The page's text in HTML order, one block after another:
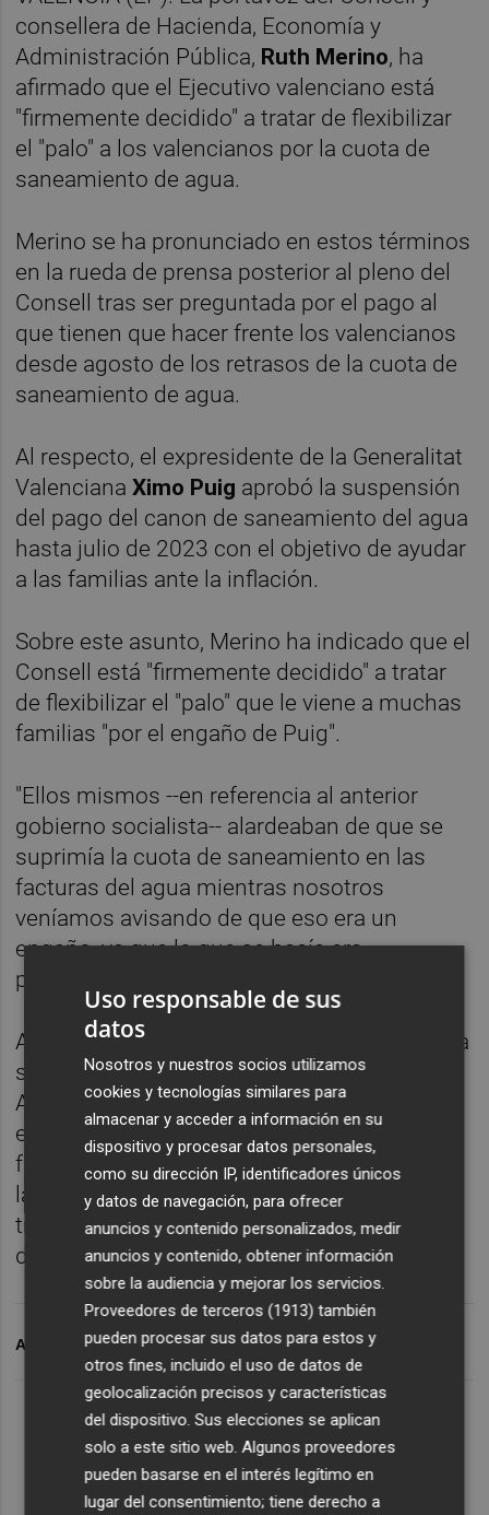
consellera de Hacienda, Economía y
Administración Pública, Ruth Merino, ha
afirmado que el Ejecutivo valenciano está
"firmemente decidido" a tratar de flexibilizar
el "palo" a los valencianos por la cuota de
saneamiento de agua.
Merino se ha pronunciado en estos términos
en la rueda de prensa posterior al pleno del
Consell tras ser preguntada por el pago al
que tienen que hacer frente los valencianos
desde agosto de los retrasos de la cuota de
saneamiento de agua.
Al respecto, el expresidente de la Generalitat
ValencianaXimo Puig aprobó la suspensión
del pago del canon de saneamiento del agua
hasta julio de 2023 con el objetivo de ayudar
a las familias ante la inflación.
Sobre este asunto, Merino ha indicado que el
Consell está "firmemente decidido" a tratar
de flexibilizar el "palo" que le viene a muchas
familias "por el engaño de Puig".
"Ellos mismos --en referencia al anterior
gobierno socialista-- alardeaban de que se
suprimía la cuota de saneamiento en las
facturas del agua mientras nosotros
veníamos avisando de que eso era un
engaño, ya que lo que se hacía era
prorrogarla, dilatar el pago", ha puntualizado.
Ahora, ante el pago de los atrasos, Merino ha
señalado que la Conselleria de Medio
Ambiente está trabajando "en cómo lidiar
este engaño de Puig que ahora le viene a las
familias en forma de tarifa incrementada en
la cuota de la factura el agua". "Estamos
trabajando para aliviar a las familias", ha
destacado.
ARCHIVADO EN IMPUESTOS AGUA
Uso responsable de sus
datos
Nosotros y nuestros socios utilizamos
cookies y tecnologías similares para
almacenar y acceder a información en su
dispositivo y procesar datos personales,
como su dirección IP, identificadores únicos
y datos de navegación, para ofrecer
anuncios y contenido personalizados, medir
anuncios y contenido, obtener información
sobre la audiencia y mejorar los servicios.
Proveedores de terceros (1913) también
pueden procesar sus datos para estos y
otros fines, incluido el uso de datos de
geolocalización precisos y características
del dispositivo. Sus elecciones se aplican
solo a este sitio web. Algunos proveedores
pueden basarse en el interés legítimo en
lugar del consentimiento; tiene derecho a